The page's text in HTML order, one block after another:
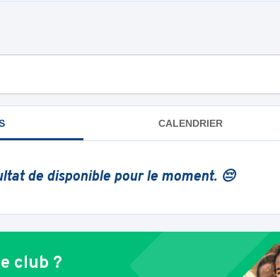
CALENDRIER
de disponible pour le moment. 😔
club ?